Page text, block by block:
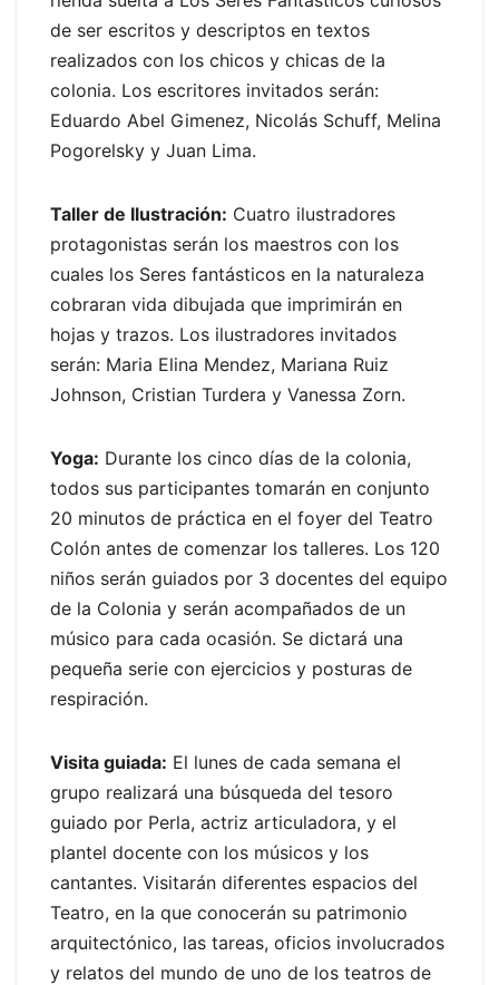
de ser escritos y descriptos en textos
realizados con los chicos y chicas de la
colonia. Los escritores invitados serán:
Eduardo Abel Gimenez, Nicolás Schuff, Melina
Pogorelsky y Juan Lima.
Taller de Ilustración: Cuatro ilustradores
protagonistas serán los maestros con los
cuales los Seres fantásticos en la naturaleza
cobraran vida dibujada que imprimirán en
hojas y trazos. Los ilustradores invitados
serán: Maria Elina Mendez, Mariana Ruiz
Johnson, Cristian Turdera y Vanessa Zorn.
Yoga: Durante los cinco días de la colonia,
todos sus participantes tomarán en conjunto
20 minutos de práctica en el foyer del Teatro
Colón antes de comenzar los talleres. Los 120
niños serán guiados por 3 docentes del equipo
de la Colonia y serán acompañados de un
músico para cada ocasión. Se dictará una
pequeña serie con ejercicios y posturas de
respiración.
Visita guiada: El lunes de cada semana el
grupo realizará una búsqueda del tesoro
guiado por Perla, actriz articuladora, y el
plantel docente con los músicos y los
cantantes. Visitarán diferentes espacios del
Teatro, en la que conocerán su patrimonio
arquitectónico, las tareas, oficios involucrados
y relatos del mundo de uno de los teatros de